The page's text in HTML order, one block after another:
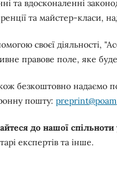
та вдосконаленні
та майстер-класи,
своєї діяльності,
правове поле, яке
безкоштовно надаємо
пошту:
до нашої спільноти
експертів та інше.